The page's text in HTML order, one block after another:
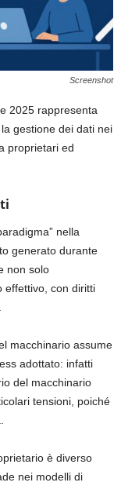
Screenshot
2025 rappresenta
gestione dei dati nei
proprietari ed
nella
generato durante
non solo
effettivo, con diritti
macchinario assume
adottato: infatti
del macchinario
tensioni, poiché
è diverso
nei modelli di